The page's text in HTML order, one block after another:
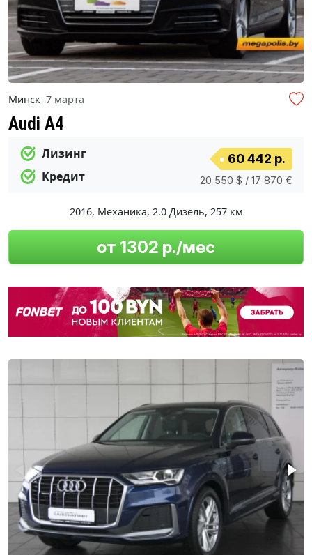
Минск 7 марта
Audi A4
Лизинг
Кредит
60 442 р.
20 550 $ / 17 870 €
2016, Механика, 2.0 Дизель, 257 км
от 1302 р./мес